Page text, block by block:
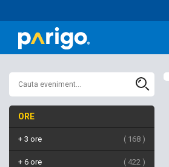
ORE
+ 3 ore 168
+ 6 ore 422